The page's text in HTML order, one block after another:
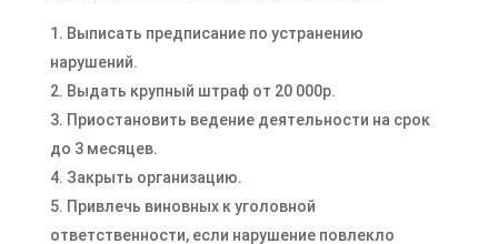
Выписать предписание по устранению
нарушений.
Выдать крупный штраф от 20 000р.
Приостановить ведение деятельности на срок
до 3 месяцев.
Закрыть организацию.
Привлечь виновных к уголовной
ответственности, если нарушение повлекло